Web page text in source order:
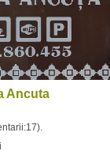
Ancuta
17).